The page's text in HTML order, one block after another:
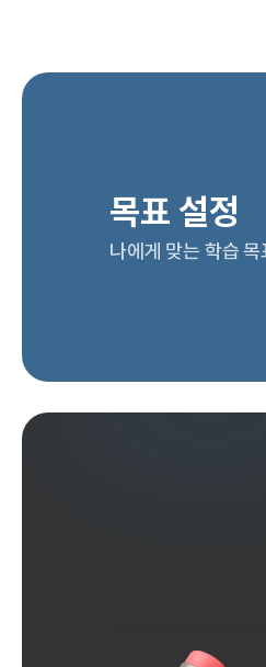
목표 설정
나에게 맞는 학습